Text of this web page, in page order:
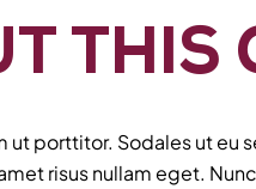
THIS
ut porttitor. Sodales ut eu
risus nullam eget.